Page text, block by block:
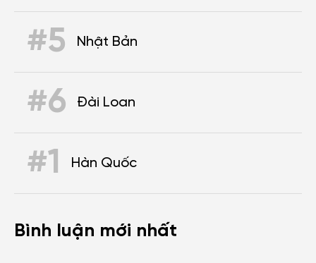
#5 Nhật Bản
#6 Đài Loan
#1 Hàn Quốc
Bình luận mới nhất